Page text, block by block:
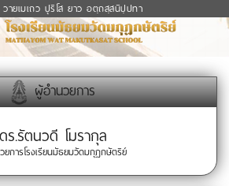
ายเมเถว ปุริโส ยาว อตฺถสฺสนิปฺปทา
ผู้อำนวยการ
ดร.รัตนวดี โมรากุล
ยการโรงเรียนมัธยมวัดมกุฏกษัตริย์